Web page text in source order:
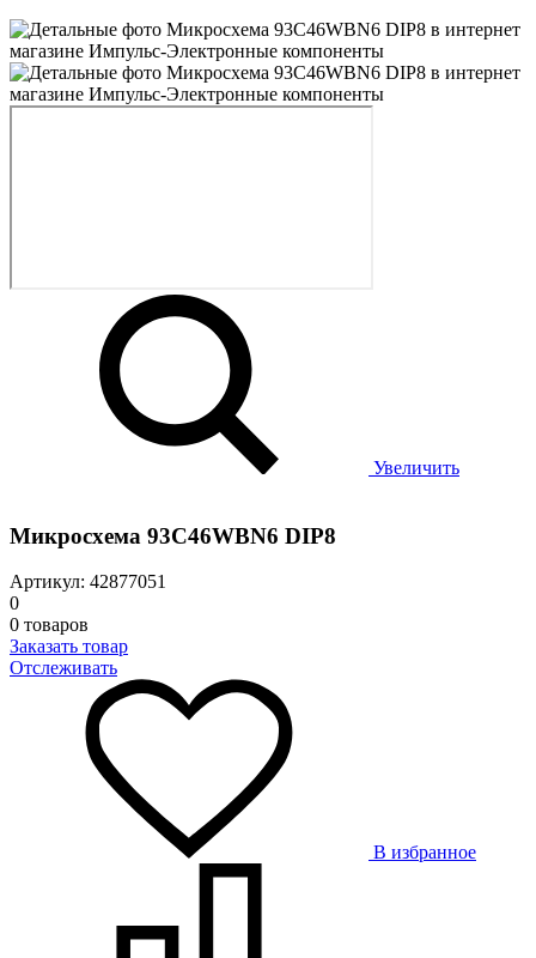
Увеличить
Микросхема 93C46WBN6 DIP8
Артикул: 42877051
0
0 товаров
Заказать товар
Отслеживать
В избранное